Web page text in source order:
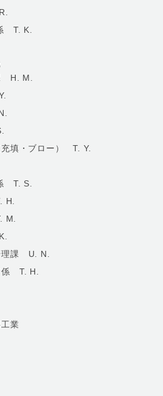
T. K.
H. M.
填・ブロー） T. Y.
T. S.
H.
M.
課 U. N.
T. H.
業